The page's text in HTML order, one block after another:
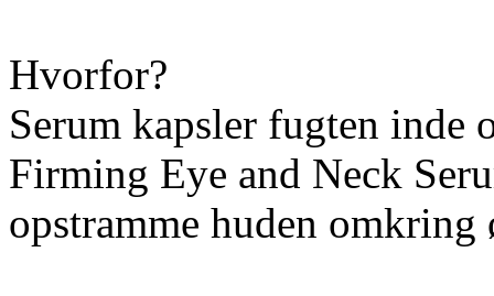
Hvorfor?
Serum kapsler fugten inde
Firming Eye and Neck
opstramme huden omkring